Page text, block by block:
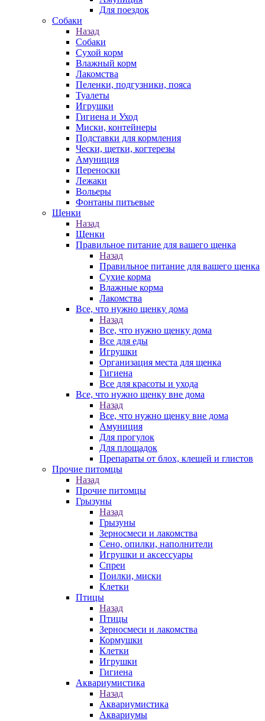
Для поездок
Собаки
Назад
Собаки
Сухой корм
Влажный корм
Лакомства
Пеленки, подгузники, пояса
Туалеты
Игрушки
Гигиена и Уход
Миски, контейнеры
Подставки для кормления
Чески, щетки, когтерезы
Амуниция
Переноски
Лежаки
Вольеры
Фонтаны питьевые
Щенки
Назад
Щенки
Правильное питание для вашего щенка
Назад
Правильное питание для вашего щенка
Сухие корма
Влажные корма
Лакомства
Все, что нужно щенку дома
Назад
Все, что нужно щенку дома
Все для еды
Игрушки
Организация места для щенка
Гигиена
Все для красоты и ухода
Все, что нужно щенку вне дома
Назад
Все, что нужно щенку вне дома
Амуниция
Для прогулок
Для площадок
Препараты от блох, клещей и глистов
Прочие питомцы
Назад
Прочие питомцы
Грызуны
Назад
Грызуны
Зерносмеси и лакомства
Сено, опилки, наполнители
Игрушки и аксессуары
Спреи
Поилки, миски
Клетки
Птицы
Назад
Птицы
Зерносмеси и лакомства
Кормушки
Клетки
Игрушки
Гигиена
Аквариумистика
Назад
Аквариумистика
Аквариумы